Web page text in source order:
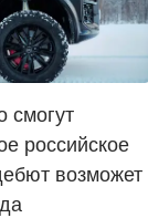
смогут
российское
возможет